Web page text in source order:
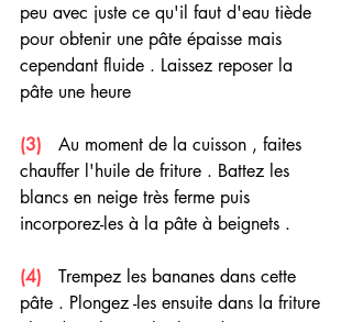
peu avec juste ce qu'il faut d'eau tiède
pour obtenir une pâte épaisse mais
cependant fluide . Laissez reposer la
pâte une heure
(3)
   Au moment de la cuisson , faites
chauffer l'huile de friture . Battez les
blancs en neige très ferme puis
incorporez-les à la pâte à beignets .
(4)
  Trempez les bananes dans cette
pâte . Plongez -les ensuite dans la friture